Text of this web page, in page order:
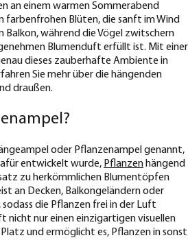
an einem warmen Sommerabend
farbenfrohen Blüten, die sanft im Wind
Balkon, während die Vögel zwitschern
Blumenduft erfüllt ist. Mit einer
dieses zauberhafte Ambiente in
Sie mehr über die hängenden
draußen.
oder Pflanzenampel genannt,
entwickelt wurde, Pflanzen hängend
zu herkömmlichen Blumentöpfen
an Decken, Balkongeländern oder
die Pflanzen frei in der Luft
nicht nur einen einzigartigen visuellen
und ermöglicht es, Pflanzen in sonst